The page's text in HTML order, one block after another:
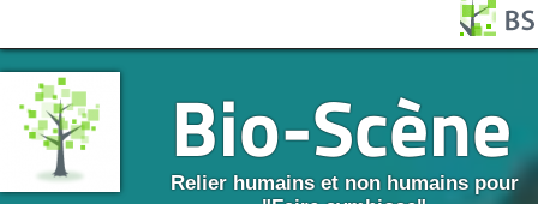
Bio-Scène
Relier humains et non humains pour
BS MENU